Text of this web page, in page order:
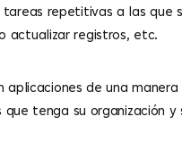
repetitivas a las que
actualizar registros, etc.
de una
tenga su organización